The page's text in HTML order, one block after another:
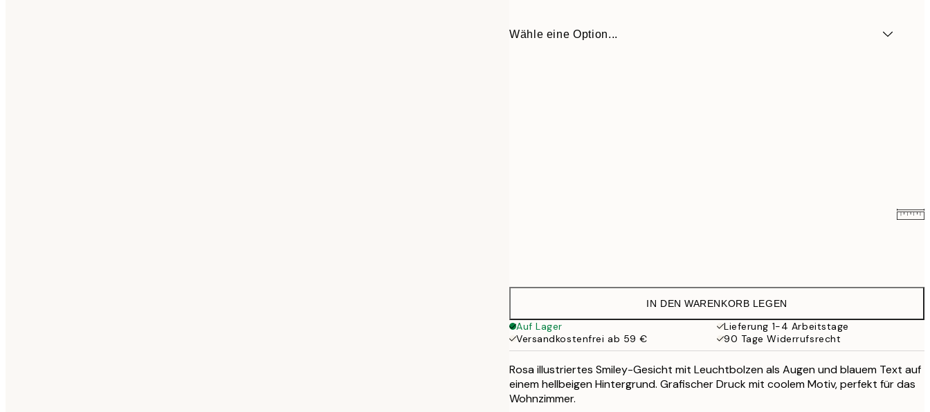
Wähle eine Option...
35,95 €
IN DEN WARENKORB LEGEN
Auf Lager
Lieferung 1-4 Arbeitstage
Versandkostenfrei ab 59 €
90 Tage Widerrufsrecht
Rosa illustriertes Smiley-Gesicht mit Leuchtbolzen als Augen und blauem Text auf
einem hellbeigen Hintergrund. Grafischer Druck mit coolem Motiv, perfekt für das
Wohnzimmer.